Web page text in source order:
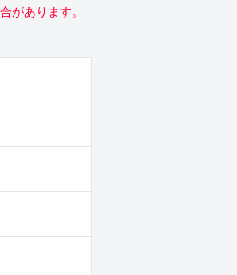
があります。